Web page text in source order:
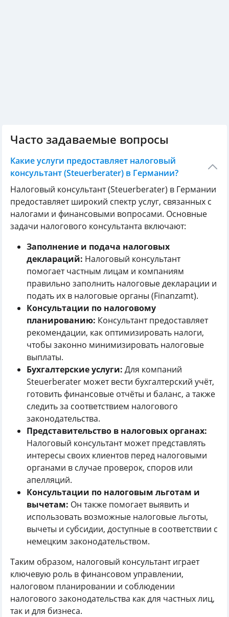
Часто задаваемые вопросы
Какие услуги предоставляет налоговый
консультант (Steuerberater) в Германии?
Налоговый консультант (Steuerberater) в Германии
предоставляет широкий спектр услуг, связанных с
налогами и финансовыми вопросами. Основные
задачи налогового консультанта включают:
Заполнение и подача налоговых
деклараций: Налоговый консультант
помогает частным лицам и компаниям
правильно заполнить налоговые декларации и
подать их в налоговые органы (Finanzamt).
Консультации по налоговому
планированию: Консультант предоставляет
рекомендации, как оптимизировать налоги,
чтобы законно минимизировать налоговые
выплаты.
Бухгалтерские услуги: Для компаний
Steuerberater может вести бухгалтерский учёт,
готовить финансовые отчёты и баланс, а также
следить за соответствием налогового
законодательства.
Представительство в налоговых органах:
Налоговый консультант может представлять
интересы своих клиентов перед налоговыми
органами в случае проверок, споров или
апелляций.
Консультации по налоговым льготам и
вычетам: Он также помогает выявить и
использовать возможные налоговые льготы,
вычеты и субсидии, доступные в соответствии с
немецким законодательством.
Таким образом, налоговый консультант играет
ключевую роль в финансовом управлении,
налоговом планировании и соблюдении
налогового законодательства как для частных лиц,
так и для бизнеса.